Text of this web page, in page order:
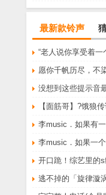
最新款铃声
愿你千帆历尽，不
没想到这些提示音
【面筋哥】?饿狼
李music．如果有
开口跪！综艺里的
逃不掉的「旋律漩